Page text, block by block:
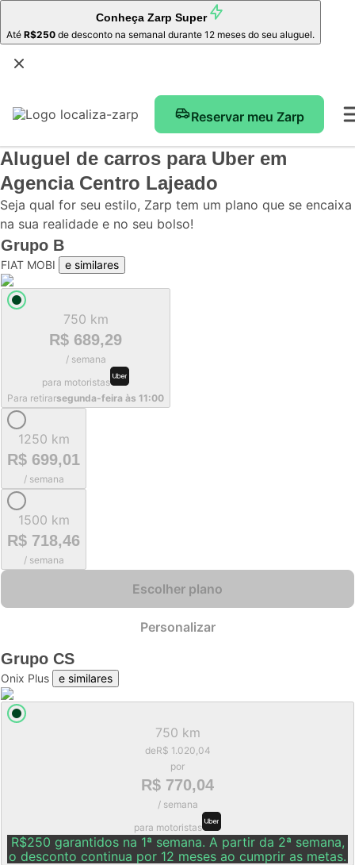
Conheça Zarp Super
Até R$250 de desconto na semanal durante 12 meses do seu aluguel.
Reservar meu Zarp
Aluguel de carros para Uber em
Agencia Centro Lajeado
Seja qual for seu estilo, Zarp tem um plano que se encaixa
na sua realidade e no seu bolso!
Grupo B
FIAT MOBI e similares
750 km
R$ 689,29
/ semana
para motoristas
Para retirarsegunda-feira às 11:00
1250 km
R$ 699,01
/ semana
1500 km
R$ 718,46
/ semana
Escolher plano
Personalizar
Grupo CS
Onix Plus e similares
750 km
deR$ 1.020,04
por
R$ 770,04
/ semana
para motoristas
R$250 garantidos na 1ª semana. A partir da 2ª semana,
o desconto continua por 12 meses ao cumprir as metas.